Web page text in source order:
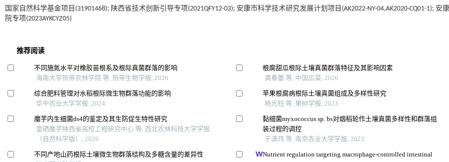
国家自然科学基金项目(31901468); 陕西省技术创新引导专项(2021QFY12-03); 安康市科学技术研究发展计划项目(AK2022-NY-04,AK2020-CQ01-1); 安
院专项(2023AYKCYZ05)